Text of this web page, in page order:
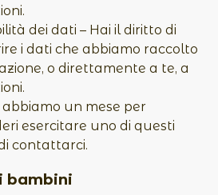
dei dati – Hai il diritto di
i dati che abbiamo raccolto
o direttamente a te, a
un mese per
esercitare uno di questi
contattarci.
bambini